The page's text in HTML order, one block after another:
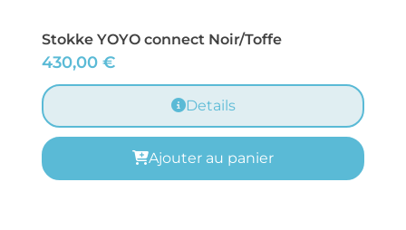
Stokke YOYO connect Noir/Toffe
430,00 €
Details
Ajouter au panier